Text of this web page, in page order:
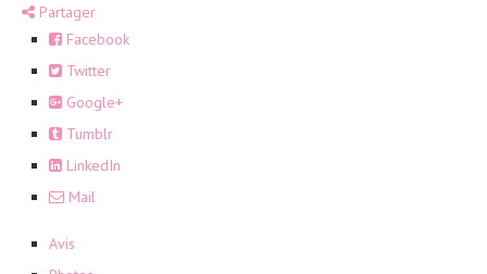
Partager
Facebook
Twitter
Google+
Tumblr
LinkedIn
Mail
Avis